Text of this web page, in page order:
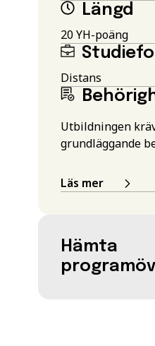
Längd
20 YH-poäng
Distans
Utbildningen
grundläggande
Läs mer
Hämta